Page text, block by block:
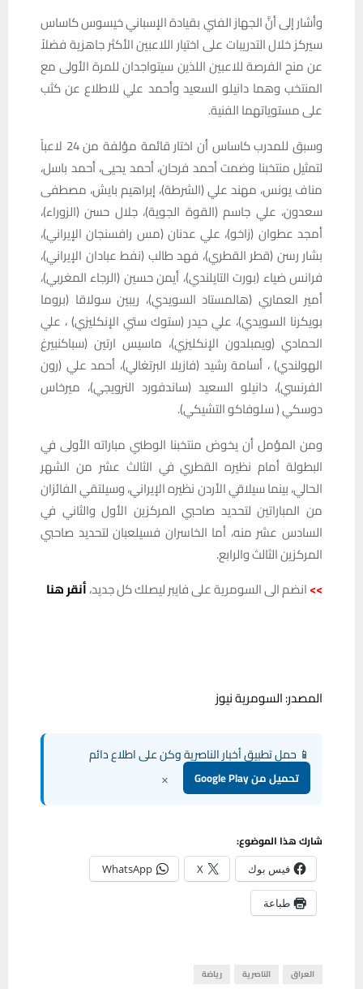
وأشار إلى أنَّ الجهاز الفني بقيادة الإسباني خيسوس كاساس
سيركز خلال التدريبات على اختيار اللاعبين الأكثر جاهزية فضلاً
عن منح الفرصة للاعبين اللذين سيتواجدان للمرة الأولى مع
المنتخب وهما دانيلو السعيد وأحمد علي للاطلاع عن كثب
على مستوياتهما الفنية.
وسبق للمدرب كاساس أن اختار قائمة مؤلفة من 24 لاعباً
لتمثيل منتخبنا وضمت أحمد فرحان، أحمد يحيى، أحمد باسل،
مناف يونس، مهند علي (الشرطة)، إبراهيم بايش، مصطفى
سعدون، علي جاسم (القوة الجوية)، جلال حسن (الزوراء)،
أمجد عطوان (زاخو)، علي عدنان (مس رافسنجان الإيراني)،
بشار رسن (قطر القطري)، فهد طالب (نفط عبادان الإيراني)،
فرانس ضياء (بورت التايلندي)، أيمن حسين (الرجاء المغربي)،
أمير العماري (هالمستاد السويدي)، ريبين سولاقا (بروما
بويكرنا السويدي)، علي حيدر (ستوك ستي الإنكليزي) ، علي
الحمادي (ويمبلدون الإنكليزي)، ماسيس ارتين (سباكنبيرغ
الهولندي) ، أسامة رشيد (فازيلا البرتغالي)، أحمد علي (رون
الفرنسي)، دانيلو السعيد (ساندفورد النرويجي)، ميرخاس
دوسكي ( سلوفاكو التشيكي).
ومن المؤمل أن يخوض منتخبنا الوطني مباراته الأولى في
البطولة أمام نظيره القطري في الثالث عشر من الشهر
الحالي، بينما سيلاقي الأردن نظيره الإيراني، وسيلتقي الفائزان
من المباراتين لتحديد صاحبي المركزين الأول والثاني في
السادس عشر منه، أما الخاسران فسيلعبان لتحديد صاحبي
المركزين الثالث والرابع.
>>انضم الى السومرية على فايبر ليصلك كل جديد،أنقر هنا
المصدر: السومرية نيوز
📱 حمل تطبيق أخبار الناصرية وكن على اطلاع دائم
تحميل من Google Play ×
شارك هذا الموضوع:
فيس بوك X
WhatsApp
طباعة
العراق الناصرية رياضة